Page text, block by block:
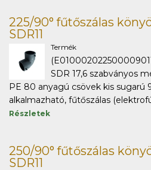
225/90° fűtőszálas
SDR11
Termék
SDR 17,6 szabványos
PE 80 anyagú csövek kis sugarú
alkalmazható, fűtőszálas
Részletek
250/90° fűtőszálas
SDR11